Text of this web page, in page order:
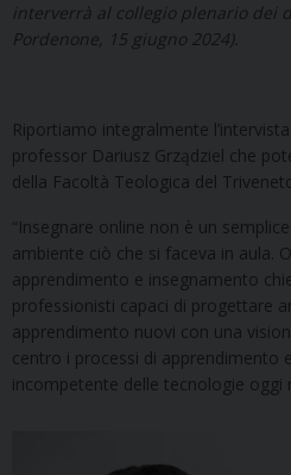
interverrà al collegio plenario dei
Pordenone, 15 giugno 2024).
Riportiamo integralmente
professor Dariusz Grządziel che
della Facoltà Teologica del
“Insegnare online non è un
ambiente ciò che si faceva in aula.
apprendimento e insegnamento
professionisti capaci di progettare
apprendimento nuovi con una
centro i processi di apprendimento
incompetente delle tecnologie oggi